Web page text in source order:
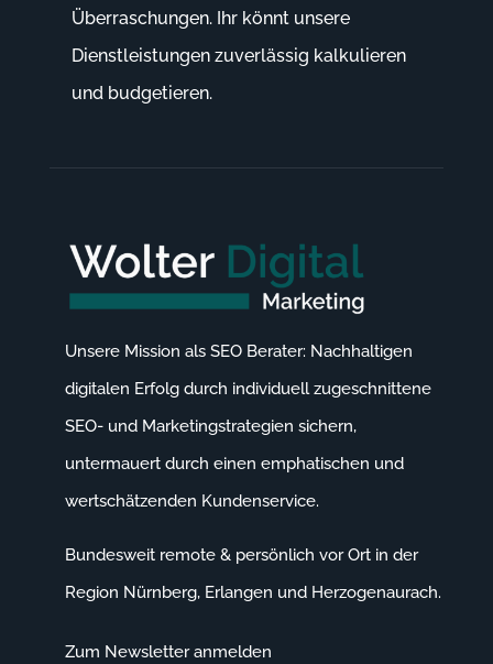
Überraschungen. Ihr könnt unsere
Dienstleistungen zuverlässig kalkulieren
und budgetieren.
Unsere Mission als SEO Berater: Nachhaltigen
digitalen Erfolg durch individuell zugeschnittene
SEO- und Marketingstrategien sichern,
untermauert durch einen emphatischen und
wertschätzenden Kundenservice.
Bundesweit remote & persönlich vor Ort in der
Region Nürnberg, Erlangen und Herzogenaurach.
Zum Newsletter anmelden